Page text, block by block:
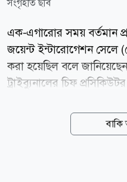
সংগৃহীত ছবি
এক-এগারোর সময় বর্তমান
জয়েন্ট ইন্টারোগেশন সেলে
করা হয়েছিল বলে
ট্রাইব্যুনালের চিফ
হয়েছে। দিনের পর দিন
আমাদের তদন্তে বিভিন্ন